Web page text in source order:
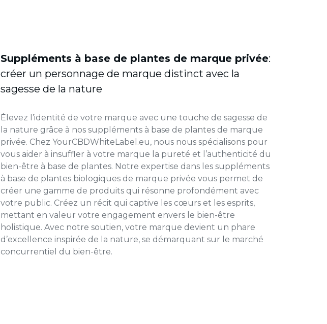
Suppléments à base de plantes de marque privée:
créer un personnage de marque distinct avec la
sagesse de la nature
Élevez l’identité de votre marque avec une touche de sagesse de
la nature grâce à nos suppléments à base de plantes de marque
privée. Chez YourCBDWhiteLabel.eu, nous nous spécialisons pour
vous aider à insuffler à votre marque la pureté et l’authenticité du
bien-être à base de plantes. Notre expertise dans les suppléments
à base de plantes biologiques de marque privée vous permet de
créer une gamme de produits qui résonne profondément avec
votre public. Créez un récit qui captive les cœurs et les esprits,
mettant en valeur votre engagement envers le bien-être
holistique. Avec notre soutien, votre marque devient un phare
d’excellence inspirée de la nature, se démarquant sur le marché
concurrentiel du bien-être.